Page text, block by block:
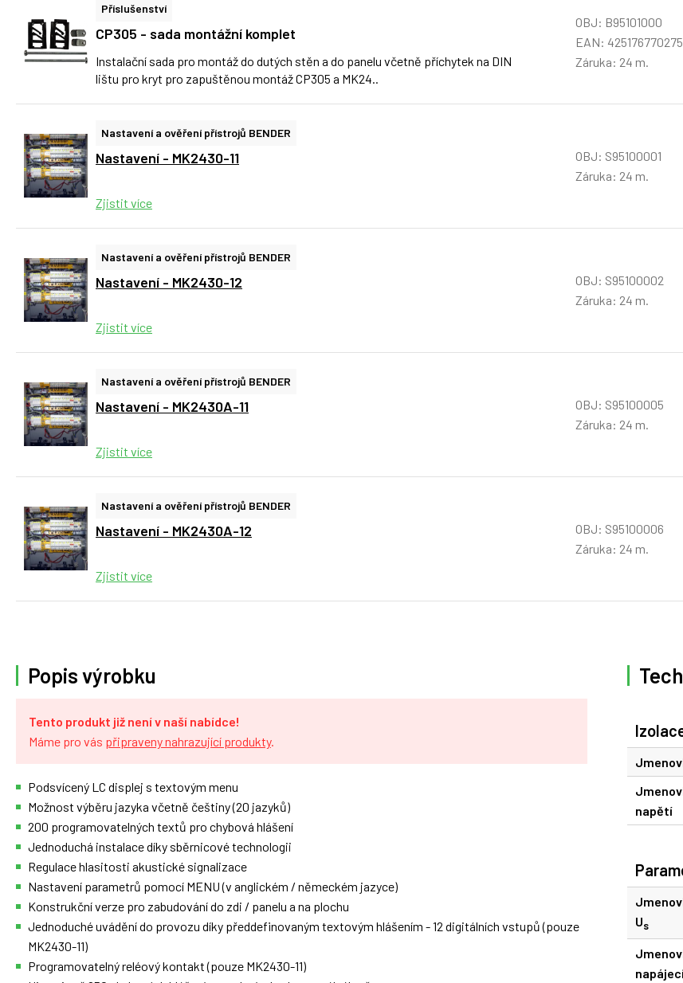
Příslušenství
CP305 - sada montážní komplet
Instalační sada pro montáž do dutých stěn a do panelu včetně příchytek na DIN
lištu pro kryt pro zapuštěnou montáž CP305 a MK24..
OBJ: B95101000
EAN:
Záruka: 24 m.
Nastavení a ověření přístrojů BENDER
Nastavení - MK2430-11
Zjistit více
OBJ: S95100001
Záruka: 24 m.
Nastavení a ověření přístrojů BENDER
Nastavení - MK2430-12
Zjistit více
OBJ: S95100002
Záruka: 24 m.
Nastavení a ověření přístrojů BENDER
Nastavení - MK2430A-11
Zjistit více
OBJ: S95100005
Záruka: 24 m.
Nastavení a ověření přístrojů BENDER
Nastavení - MK2430A-12
Zjistit více
OBJ: S95100006
Záruka: 24 m.
Popis výrobku
Tento produkt již není v naší nabídce!
Máme pro vás připraveny nahrazující produkty.
Podsvícený LC displej s textovým menu
Možnost výběru jazyka včetně češtiny (20 jazyků)
200 programovatelných textů pro chybová hlášení
Jednoduchá instalace díky sběrnicové technologii
Regulace hlasitosti akustické signalizace
Nastavení parametrů pomocí MENU (v anglickém / německém jazyce)
Konstrukční verze pro zabudování do zdi / panelu a na plochu
Jednoduché uvádění do provozu díky předdefinovaným textovým hlášením - 12 digitálních vstupů (pouze
MK2430-11)
Programovatelný reléový kontakt (pouze MK2430-11)
napětí
Us